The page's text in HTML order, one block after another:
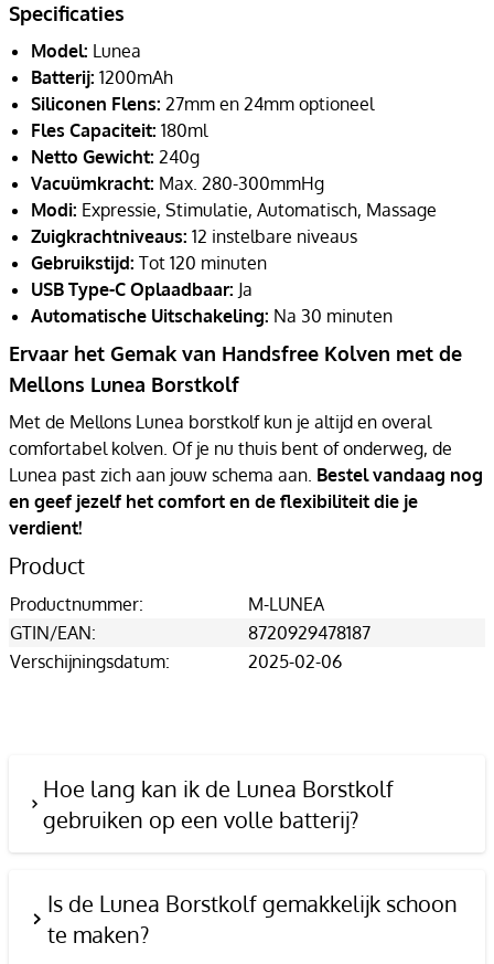
Specificaties
Model: Lunea
Batterij: 1200mAh
Siliconen Flens: 27mm en 24mm optioneel
Fles Capaciteit: 180ml
Netto Gewicht: 240g
Vacuümkracht: Max. 280-300mmHg
Modi: Expressie, Stimulatie, Automatisch, Massage
Zuigkrachtniveaus: 12 instelbare niveaus
Gebruikstijd: Tot 120 minuten
USB Type-C Oplaadbaar: Ja
Automatische Uitschakeling: Na 30 minuten
Ervaar het Gemak van Handsfree Kolven met de
Mellons Lunea Borstkolf
Met de Mellons Lunea borstkolf kun je altijd en overal
comfortabel kolven. Of je nu thuis bent of onderweg, de
Lunea past zich aan jouw schema aan. Bestel vandaag nog
en geef jezelf het comfort en de flexibiliteit die je
verdient!
Product
Productnummer:
M-LUNEA
GTIN/EAN:
8720929478187
Verschijningsdatum:
2025-02-06
Hoe lang kan ik de Lunea Borstkolf
gebruiken op een volle batterij?
Is de Lunea Borstkolf gemakkelijk schoon
te maken?